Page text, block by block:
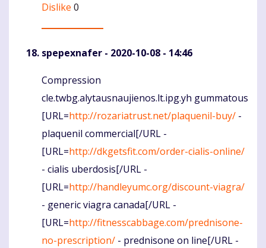
Dislike 0
spepexnafer - 2020-10-08 - 14:46
Komentaras
Compression
cle.twbg.alytausnaujienos.lt.ipg.yh gummatous
[URL=http://rozariatrust.net/plaquenil-buy/ -
plaquenil commercial[/URL -
[URL=http://dkgetsfit.com/order-cialis-online/
- cialis uberdosis[/URL -
[URL=http://handleyumc.org/discount-viagra/
- generic viagra canada[/URL -
[URL=http://fitnesscabbage.com/prednisone-
no-prescription/ - prednisone on line[/URL -